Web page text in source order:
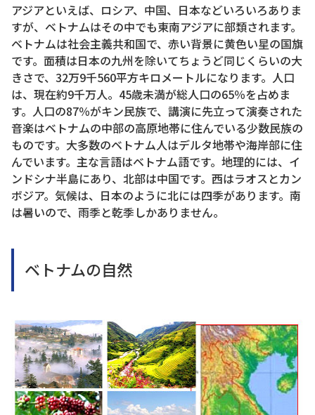
アジアといえば、ロシア、中国、日本などいろいろありま
すが、ベトナムはその中でも東南アジアに部類されます。
ベトナムは社会主義共和国で、赤い背景に黄色い星の国旗
です。面積は日本の九州を除いてちょうど同じくらいの大
きさで、32万9千560平方キロメートルになります。人口
は、現在約9千万人。45歳未満が総人口の65％を占めま
す。人口の87％がキン民族で、講演に先立って演奏された
音楽はベトナムの中部の高原地帯に住んでいる少数民族の
ものです。大多数のベトナム人はデルタ地帯や海岸部に住
んでいます。主な言語はベトナム語です。地理的には、イ
ンドシナ半島にあり、北部は中国です。西はラオスとカン
ボジア。気候は、日本のように北には四季があります。南
は暑いので、雨季と乾季しかありません。
ベトナムの自然